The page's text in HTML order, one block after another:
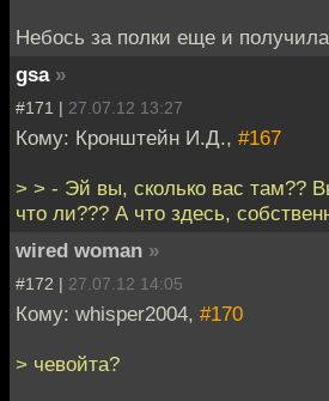
Небось за полки еще и
gsa »
#171 | 27.07.12 13:27
Кому: Кронштейн И.Д., #167
> > - Эй вы, сколько вас там??
что ли??? А что здесь,
wired woman »
#172 | 27.07.12 14:05
Кому: whisper2004, #170
> чевойта?